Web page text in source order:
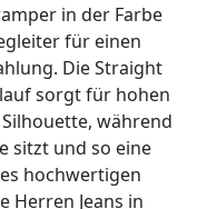
in der Farbe
für einen
Die Straight
sorgt für hohen
während
sitzt und so eine
hochwertigen
Herren Jeans in